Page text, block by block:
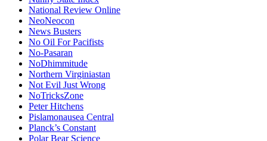
National Review Online
NeoNeocon
News Busters
No Oil For Pacifists
No-Pasaran
NoDhimmitude
Northern Virginiastan
Not Evil Just Wrong
NoTricksZone
Peter Hitchens
Pislamonausea Central
Planck’s Constant
Polar Bear Science